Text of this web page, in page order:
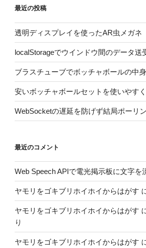
最近の投稿
透明ディスプレイを使ったAR虫メガネ
localStorageでウインドウ間のデータ送
ブラスチューブでボッチャボールの中
安いボッチャボールセットを使いやすく
WebSocketの遅延を防げず結局ポーリ
最近のコメント
Web Speech APIで電光掲示板に文字を
ヤモリをゴキブリホイホイからはがす
ヤモリをゴキブリホイホイからはがす
り
ヤモリをゴキブリホイホイからはがす